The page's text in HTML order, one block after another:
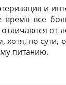
и
время все
от
хотя, по сути,
питанию.